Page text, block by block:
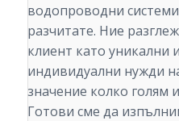
водопроводни
разчитате. Ние
клиент като уникални
индивидуални нужди
значение колко голям
Готови сме да